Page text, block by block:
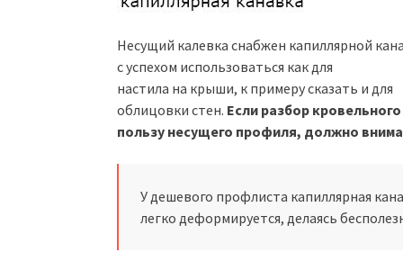
Несущий калевка снабжен капиллярной
с успехом использоваться как для
настила на крыши, к примеру сказать и для
облицовки стен. Если разбор
пользу несущего профиля, должно
У дешевого профлиста капиллярная
легко деформируется, делаясь